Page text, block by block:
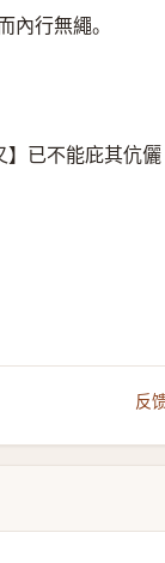
內行無繩。
】已不能庇其伉儷
反